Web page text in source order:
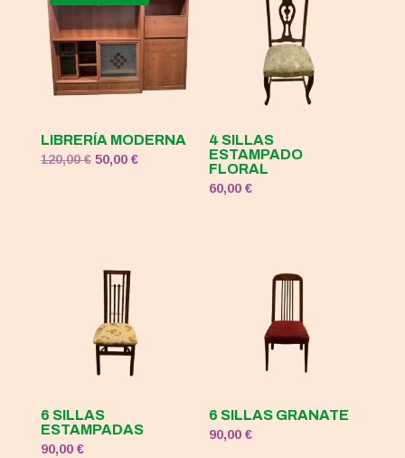
120,00 €.50,00 €.
LIBRERÍA MODERNA
120,00€ El
50,00 €El
4 SILLAS
ESTAMPADO
FLORAL
60,00€
6 SILLAS
ESTAMPADAS
90,00 €
6 SILLAS GRANATE
90,00€